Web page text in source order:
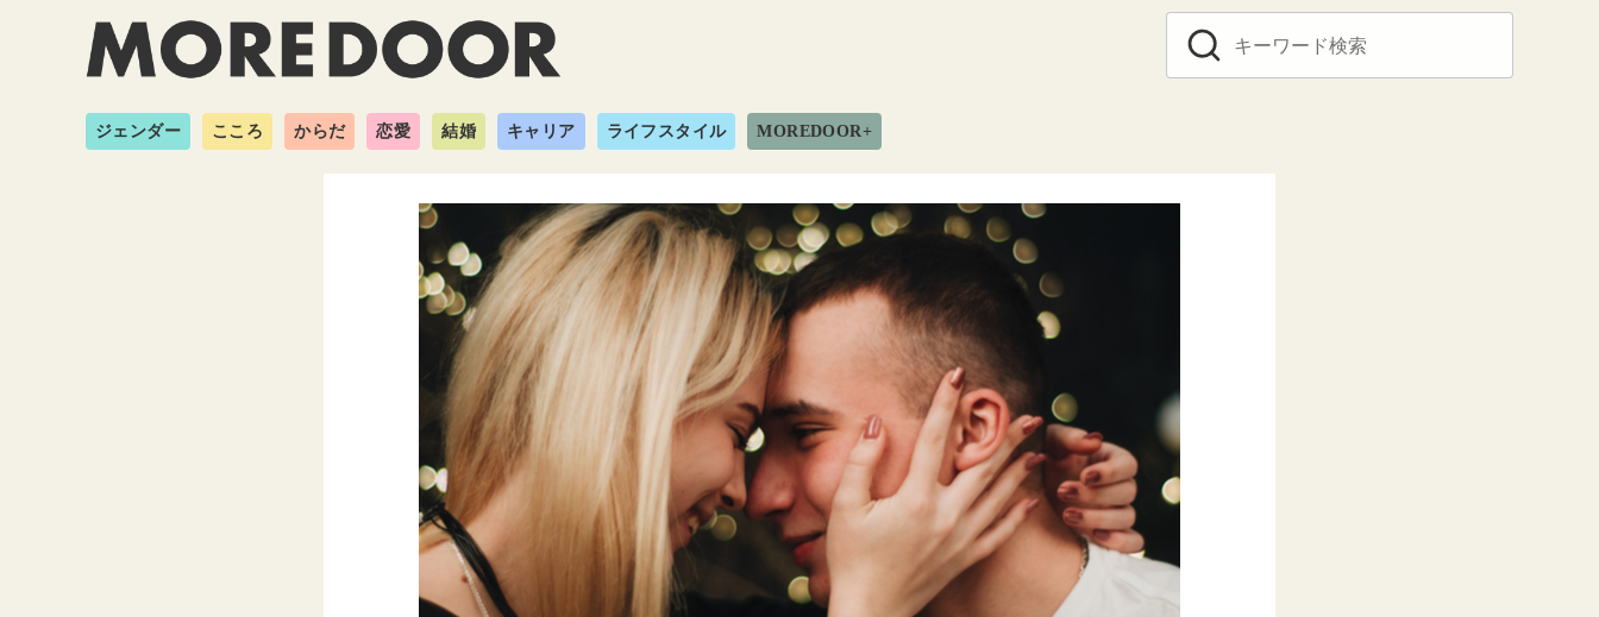
ジェンダー こころ からだ 恋愛 結婚 キャリア ライフスタイル MOREDOOR+